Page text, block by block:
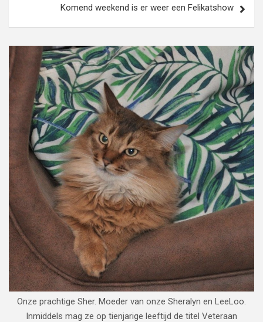
Komend weekend is er weer een Felikatshow
Onze prachtige Sher. Moeder van onze Sheralyn en LeeLoo.
Inmiddels mag ze op tienjarige leeftijd de titel Veteraan